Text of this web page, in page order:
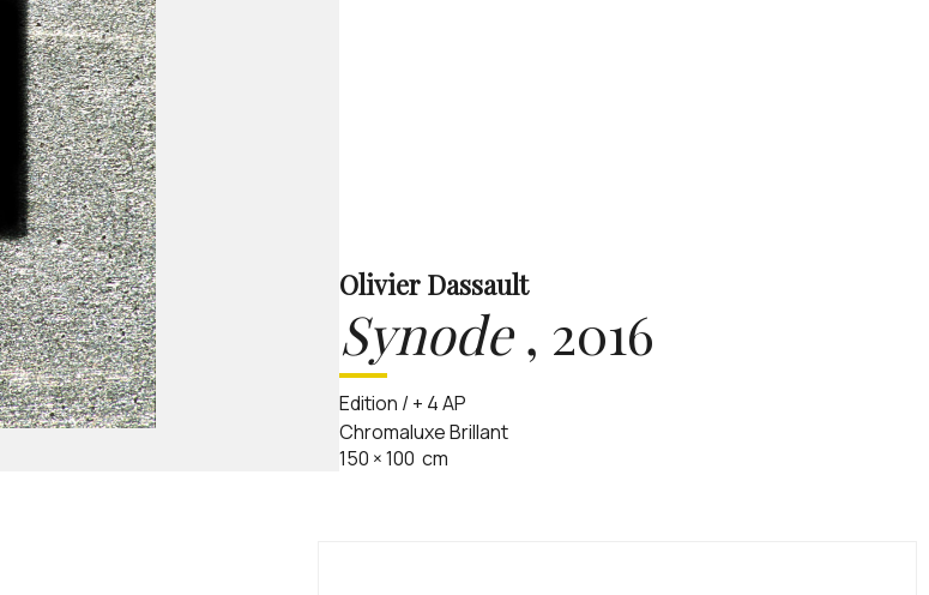
Olivier Dassault
Synode, 2016
Edition / + 4 AP
Chromaluxe Brillant
150 ×100 cm